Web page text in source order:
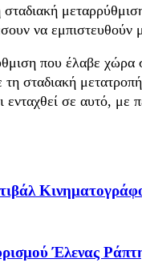
να
που έλαβε
σταδιακή
ενταχθεί σε αυτό,
Έλενας